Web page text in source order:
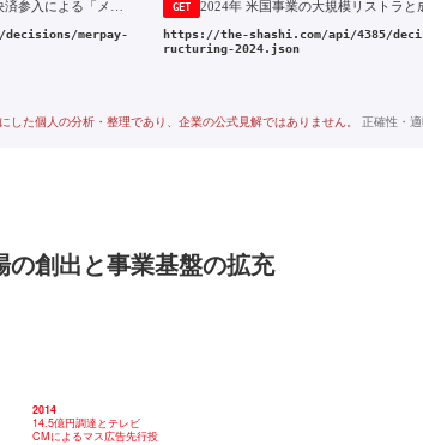
merpay-
GET
https://the-shashi.com/api/4385/
ructuring-2024.json
した個人の分析・整理であり、企業の公式見解ではありません。 正確性・
創出と事業基盤の拡充